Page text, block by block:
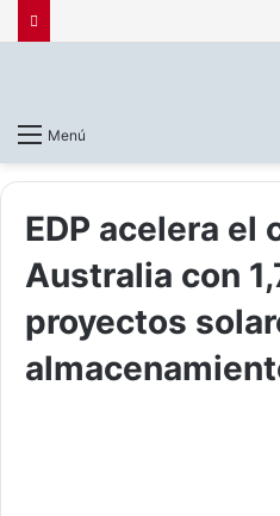
Menú
EDP acelera el
Australia con
proyectos